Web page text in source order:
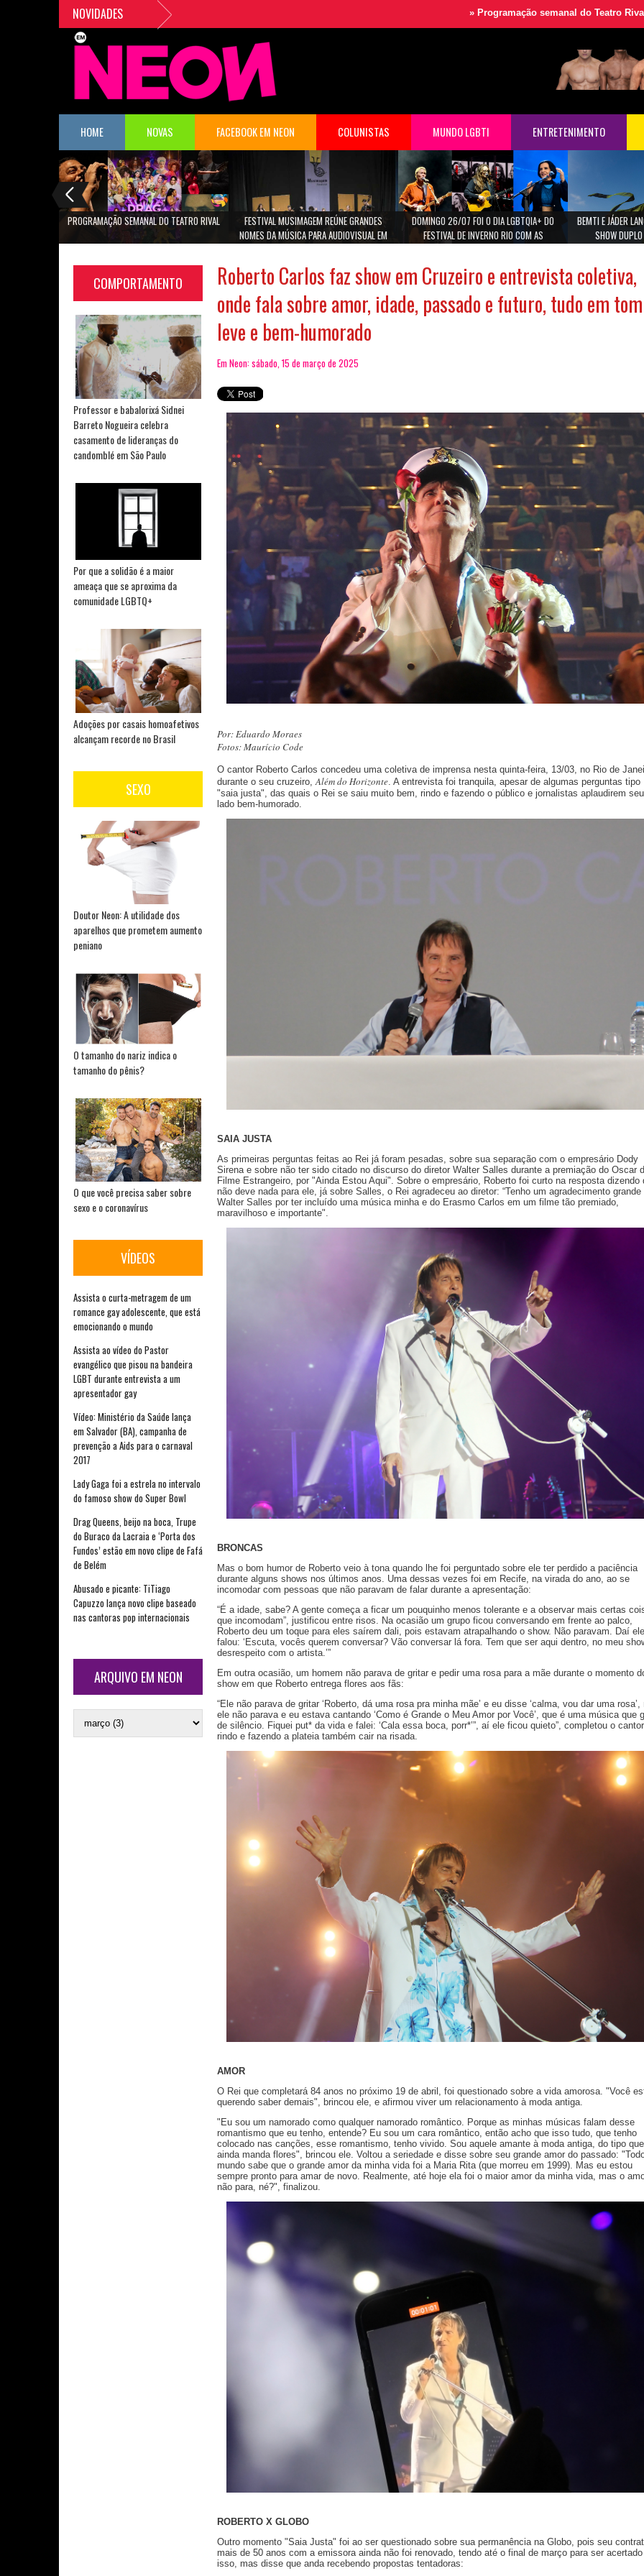
NOVIDADES Programação semanal do Teatro Rival »Festival
HOME NOVAS FACEBOOK EM NEON COLUNISTAS MUNDO LGBTI ENTRETENIMENTO
PROGRAMAÇÃO SEMANAL DO TEATRO RIVAL
FESTIVAL MUSIMAGEM REÚNE GRANDES
NOMES DA MÚSICA PARA AUDIOVISUAL EM
DOMINGO 26/07 FOI O DIA LGBTQIA+ DO
FESTIVAL DE INVERNO RIO COM AS
BEMTI E JÁDER
SHOW
COMPORTAMENTO
Professor e babalorixá Sidnei
Barreto Nogueira celebra
casamento de lideranças do
candomblé em São Paulo
Por que a solidão é a maior
ameaça que se aproxima da
comunidade LGBTQ+
Adoções por casais homoafetivos
alcançam recorde no Brasil
SEXO
Doutor Neon: A utilidade dos
aparelhos que prometem aumento
peniano
O tamanho do nariz indica o
tamanho do pênis?
O que você precisa saber sobre
sexo e o coronavírus
VÍDEOS
Assista o curta-metragem de um
romance gay adolescente, que está
emocionando o mundo
Assista ao vídeo do Pastor
evangélico que pisou na bandeira
LGBT durante entrevista a um
apresentador gay
Vídeo: Ministério da Saúde lança
em Salvador (BA), campanha de
prevenção a Aids para o carnaval
2017
Lady Gaga foi a estrela no intervalo
do famoso show do Super Bowl
Drag Queens, beijo na boca, Trupe
do Buraco da Lacraia e ‘Porta dos
Fundos’ estão em novo clipe de Fafá
de Belém
Abusado e picante: TiTiago
Capuzzo lança novo clipe baseado
nas cantoras pop internacionais
ARQUIVO EM NEON
Roberto Carlos faz show em Cruzeiro e entrevista coletiva,
onde fala sobre amor, idade, passado e futuro, tudo em tom
leve e bem-humorado
Em Neon: sábado, 15 de março de 2025
Por: Eduardo Moraes
Fotos: Maurício Code
O cantor Roberto Carlos concedeu uma coletiva de imprensa nesta quinta-feira, 13/03, no Rio de
durante o seu cruzeiro, Além do Horizonte . A entrevista foi tranquila, apesar de algumas perguntas tipo
"saia justa", das quais o Rei se saiu muito bem, rindo e fazendo o público e jornalistas aplaudirem seu
lado bem-humorado.
SAIA JUSTA
As primeiras perguntas feitas ao Rei já foram pesadas, sobre sua separação com o empresário Dody
Sirena e sobre não ter sido citado no discurso do diretor Walter Salles durante a premiação do Oscar
Filme Estrangeiro, por "Ainda Estou Aqui". Sobre o empresário, Roberto foi curto na resposta dizendo
não deve nada para ele, já sobre Salles, o Rei agradeceu ao diretor: “Tenho um agradecimento grande
Walter Salles por ter incluído uma música minha e do Erasmo Carlos em um filme tão premiado,
maravilhoso e importante".
BRONCAS
Mas o bom humor de Roberto veio à tona quando lhe foi perguntado sobre ele ter perdido a paciência
durante alguns shows nos últimos anos. Uma dessas vezes foi em Recife, na virada do ano, ao se
incomodar com pessoas que não paravam de falar durante a apresentação:
“É a idade, sabe? A gente começa a ficar um pouquinho menos tolerante e a observar mais certas
que incomodam”, justificou entre risos. Na ocasião um grupo ficou conversando em frente ao palco,
Roberto deu um toque para eles saírem dali, pois estavam atrapalhando o show. Não paravam. Daí ele
falou: ‘Escuta, vocês querem conversar? Vão conversar lá fora. Tem que ser aqui dentro, no meu
desrespeito com o artista.’”
Em outra ocasião, um homem não parava de gritar e pedir uma rosa para a mãe durante o momento
show em que Roberto entrega flores aos fãs:
“Ele não parava de gritar ‘Roberto, dá uma rosa pra minha mãe’ e eu disse ‘calma, vou dar uma rosa’,
ele não parava e eu estava cantando ‘Como é Grande o Meu Amor por Você’, que é uma música que
de silêncio. Fiquei put* da vida e falei: ‘Cala essa boca, porr*’”, aí ele ficou quieto”, completou o cantor
rindo e fazendo a plateia também cair na risada.
AMOR
O Rei que completará 84 anos no próximo 19 de abril, foi questionado sobre a vida amorosa. "Você
querendo saber demais", brincou ele, e afirmou viver um relacionamento à moda antiga.
"Eu sou um namorado como qualquer namorado romântico. Porque as minhas músicas falam desse
romantismo que eu tenho, entende? Eu sou um cara romântico, então acho que isso tudo, que tenho
colocado nas canções, esse romantismo, tenho vivido. Sou aquele amante à moda antiga, do tipo que
ainda manda flores", brincou ele. Voltou a seriedade e disse sobre seu grande amor do passado:
mundo sabe que o grande amor da minha vida foi a Maria Rita (que morreu em 1999). Mas eu estou
sempre pronto para amar de novo. Realmente, até hoje ela foi o maior amor da minha vida, mas o
não para, né?", finalizou.
ROBERTO X GLOBO
Outro momento "Saia Justa" foi ao ser questionado sobre sua permanência na Globo, pois seu
mais de 50 anos com a emissora ainda não foi renovado, tendo até o final de março para ser acertado
isso, mas disse que anda recebendo propostas tentadoras: